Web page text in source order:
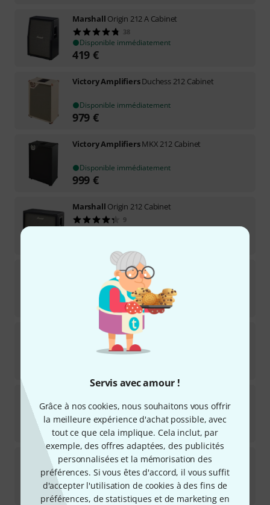
Servis avec amour !
Grâce à nos cookies, nous souhaitons vous offrir
la meilleure expérience d'achat possible, avec
tout ce que cela implique. Cela inclut, par
exemple, des offres adaptées, des publicités
personnalisées et la mémorisation des
préférences. Si vous êtes d'accord, il vous suffit
d'accepter l'utilisation de cookies à des fins de
préférences, de statistiques et de marketing en
Marshall Origin 212 A Cabinet
38
Disponible immédiatement
419 €
Victory AmplifiersDuchess 212 Cabinet
Disponible immédiatement
979 €
Victory AmplifiersMKX 212 Cabinet
Disponible immédiatement
999 €
Marshall Origin 212 Cabinet
9
DV Gold 212 V
Disponible immédiatement
€
5150 III 2x12 Straight Cab IVR
18
Disponible immédiatement
Disponible immédiatement
1.145 €
Peavey212-C 2x12 Cab TW
2
Disponible immédiatement
499 €